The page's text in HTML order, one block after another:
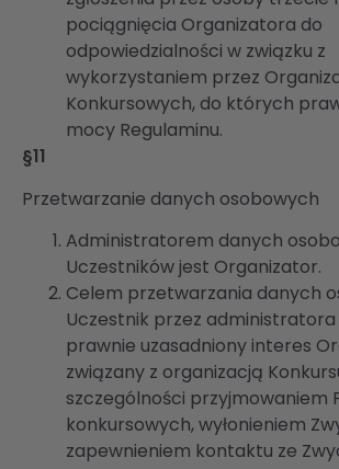
pociągnięcia Organizatora do
odpowiedzialności w związku z
wykorzystaniem przez
Konkursowych, do których
mocy Regulaminu.
§11
Przetwarzanie danych osobowych
Administratorem danych
Uczestników jest Organizator.
Celem przetwarzania danych
Uczestnik przez
prawnie uzasadniony interes
związany z organizacją
szczególności przyjmowaniem
konkursowych, wyłonieniem
zapewnieniem kontaktu ze